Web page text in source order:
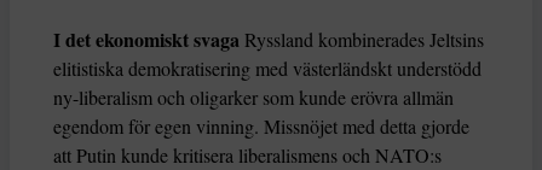
I det ekonomiskt svaga Ryssland kombinerades Jeltsins
elitistiska demokratisering med västerländskt understödd
ny-liberalism och oligarker som kunde erövra allmän
egendom för egen vinning. Missnöjet med detta gjorde
att Putin kunde kritisera liberalismens och NATO:s